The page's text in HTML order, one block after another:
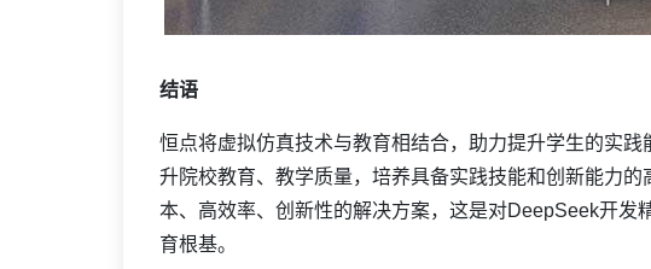
结语
恒点将虚拟仿真技术与教育相结合，助力提升学生的实
升院校教育、教学质量，培养具备实践技能和创新能力
本、高效率、创新性的解决方案，这是对DeepSeek开发
育根基。